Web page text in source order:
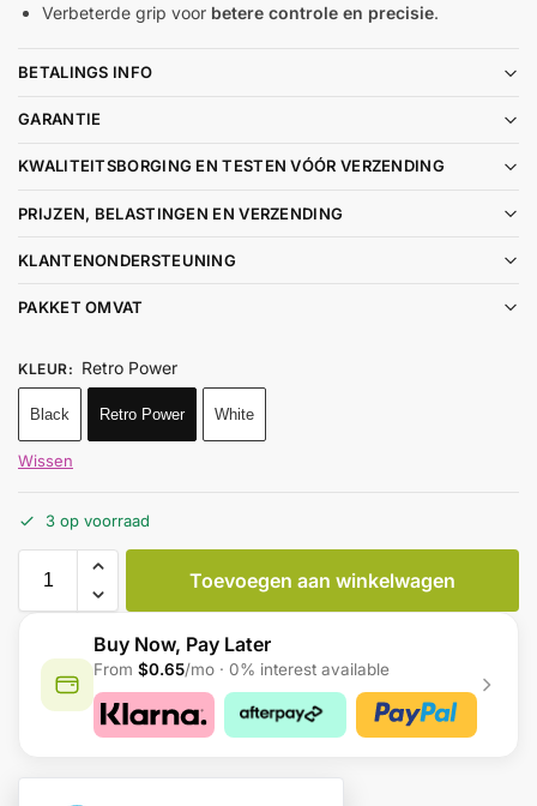
Verbeterde grip voor betere controle en precisie.
BETALINGS INFO
GARANTIE
KWALITEITSBORGING EN TESTEN VÓÓR VERZENDING
PRIJZEN, BELASTINGEN EN VERZENDING
KLANTENONDERSTEUNING
PAKKET OMVAT
KLEUR: Retro Power
Black Retro Power White
Wissen
3 op voorraad
Toevoegen aan winkelwagen
Buy Now, Pay Later
From $0.65/mo · 0% interest available